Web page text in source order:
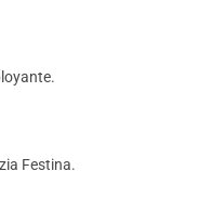
Festina.